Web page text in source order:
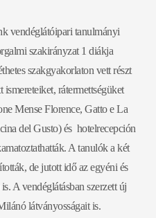
vendéglátóipari tanulmányi
szakirányzat 1 diákja
szakgyakorlaton vett részt
rátermettségüket
Mense Florence, Gatto e La
del Gusto) és hotelrecepción
A tanulók a két
de jutott idő az egyéni és
A vendéglátásban szerzett új
látványosságait is.